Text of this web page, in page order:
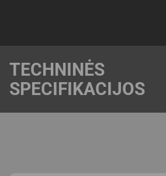
TECHNINĖS
SPECIFIKACIJOS